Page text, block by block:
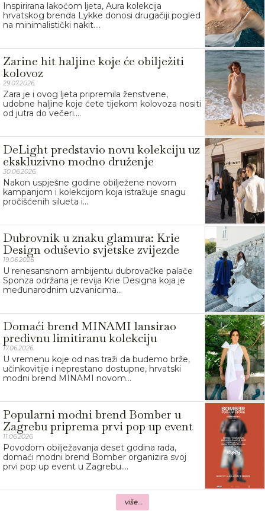
Inspirirana lakoćom ljeta, Aura kolekcija
hrvatskog brenda Lykke donosi drugačiji pogled
na minimalistički nakit....
Zarine hit haljine koje će obilježiti
kolovoz
29.07.2026.
Zara je i ovog ljeta pripremila ženstvene,
udobne haljine koje ćete tijekom kolovoza nositi
od jutra do večeri....
DeLight predstavio novu kolekciju uz
ekskluzivno modno druženje
30.06.2026.
Nakon uspješne godine obilježene novom
kampanjom i kolekcijom koja istražuje snagu
pročišćenih silueta i...
Dubrovnik u znaku glamura: Krie
Design oduševio svjetske zvijezde
19.06.2026.
U renesansnom ambijentu dubrovačke palače
Sponza održana je revija Krie Designa koja je
međunarodnim uzvanicima...
Domaći brend MINAMI lansirao
predivnu limitiranu kolekciju
17.06.2026.
U vremenu koje od nas traži da budemo brže,
učinkovitije i neprestano dostupne, hrvatski
modni brend MINAMI novom...
Popularni modni brend Bomber u
Zagrebu priprema prvi pop up event
11.06.2026.
Povodom obilježavanja deset godina rada,
domaći modni brend Bomber organizira svoj
prvi pop up event u Zagrebu....
više...